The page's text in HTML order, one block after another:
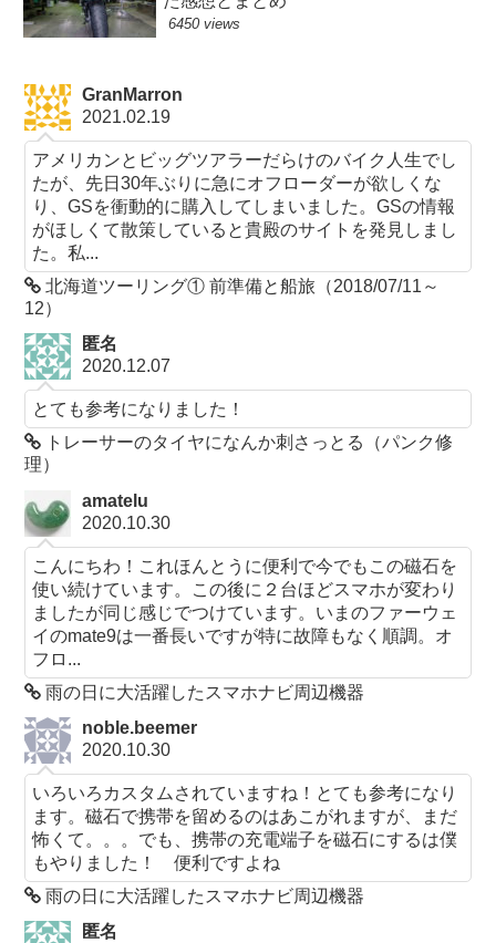
6450 views
GranMarron
2021.02.19
アメリカンとビッグツアラーだらけのバイク人生でし
たが、先日30年ぶりに急にオフローダーが欲しくな
り、GSを衝動的に購入してしまいました。GSの情報
がほしくて散策していると貴殿のサイトを発見しまし
た。私...
北海道ツーリング① 前準備と船旅（2018/07/11～
12）
匿名
2020.12.07
とても参考になりました！
トレーサーのタイヤになんか刺さっとる（パンク修
理）
amatelu
2020.10.30
こんにちわ！これほんとうに便利で今でもこの磁石を
使い続けています。この後に２台ほどスマホが変わり
ましたが同じ感じでつけています。いまのファーウェ
イのmate9は一番長いですが特に故障もなく順調。オ
フロ...
雨の日に大活躍したスマホナビ周辺機器
noble.beemer
2020.10.30
いろいろカスタムされていますね！とても参考になり
ます。磁石で携帯を留めるのはあこがれますが、まだ
怖くて。。。でも、携帯の充電端子を磁石にするは僕
もやりました！ 便利ですよね
雨の日に大活躍したスマホナビ周辺機器
匿名